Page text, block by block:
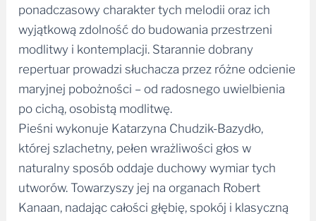
ponadczasowy charakter tych melodii oraz ich
wyjątkową zdolność do budowania przestrzeni
modlitwy i kontemplacji. Starannie dobrany
repertuar prowadzi słuchacza przez różne odcienie
maryjnej pobożności – od radosnego uwielbienia
po cichą, osobistą modlitwę.
Pieśni wykonuje Katarzyna Chudzik-Bazydło,
której szlachetny, pełen wrażliwości głos w
naturalny sposób oddaje duchowy wymiar tych
utworów. Towarzyszy jej na organach Robert
Kanaan, nadając całości głębię, spokój i klasyczną